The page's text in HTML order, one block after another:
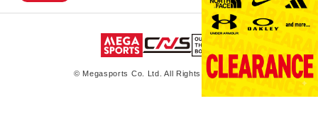
© Megasports Co. Ltd. All Rights Reserved.